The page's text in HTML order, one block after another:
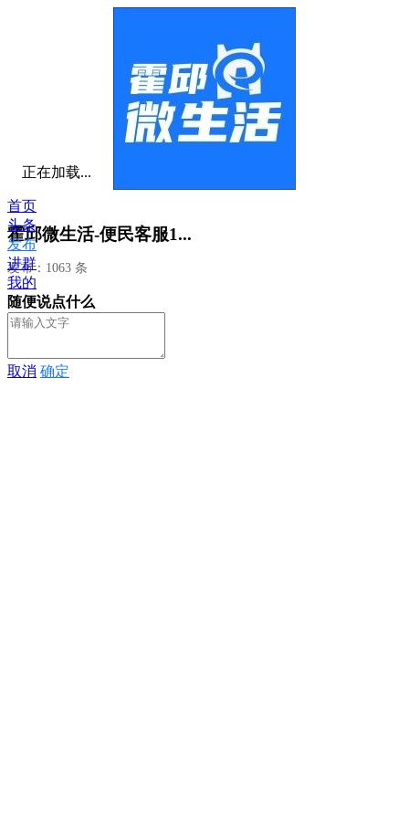
霍邱微生活-便民客服1...
发布：1063 条
正在加载...
首页
头条
发布
进群
我的
随便说点什么
取消 确定